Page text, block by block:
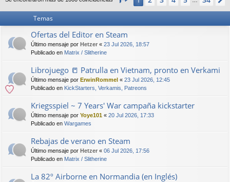
Temas
Ofertas del Editor en Steam
Último mensaje por Hetzer « 23 Jul 2026, 18:57
Publicado en Matrix / Slitherine
Librojuego 📒 Patrulla en Vietnam, pronto en Verkami
Último mensaje por ErwinRommel « 23 Jul 2026, 12:45
Publicado en KickStarters, Verkamis, Patreons
Kriegsspiel ~ 7 Years' War campaña kickstarter
Último mensaje por Yoye101 « 20 Jul 2026, 17:33
Publicado en Wargames
Rebajas de verano en Steam
Último mensaje por Hetzer « 06 Jul 2026, 17:56
Publicado en Matrix / Slitherine
La 82º Airborne en Normandia (en Inglés)